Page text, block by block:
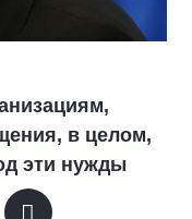
в целом,
эти нужды